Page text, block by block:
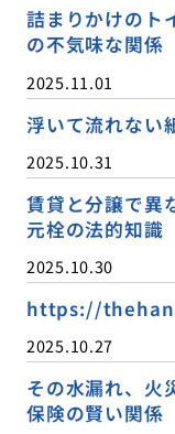
詰まりかけのト
の不気味な関係
2025.11.01
浮いて流れない
2025.10.31
賃貸と分譲で異
元栓の法的知識
2025.10.30
https://
2025.10.27
その水漏れ、火
保険の賢い関係